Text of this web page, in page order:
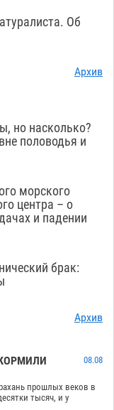
Об
Архив
но насколько?
половодья и
морского
центра – о
и падении
брак:
Архив
08.08
прошлых веков в
тысяч, и у